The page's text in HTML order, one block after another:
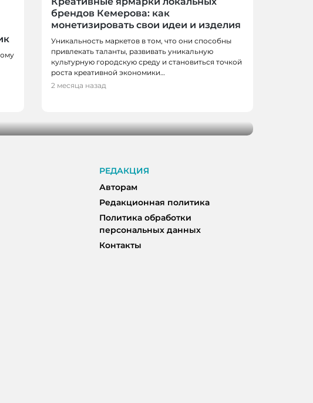
брендов Кемерова: как
монетизировать свои идеи и изделия
Уникальность маркетов в том, что они способны
привлекать таланты, развивать уникальную
культурную городскую среду и становиться точкой
роста креативной экономики…
2 месяца назад
РЕДАКЦИЯ
Авторам
Редакционная политика
Политика обработки
персональных данных
Контакты